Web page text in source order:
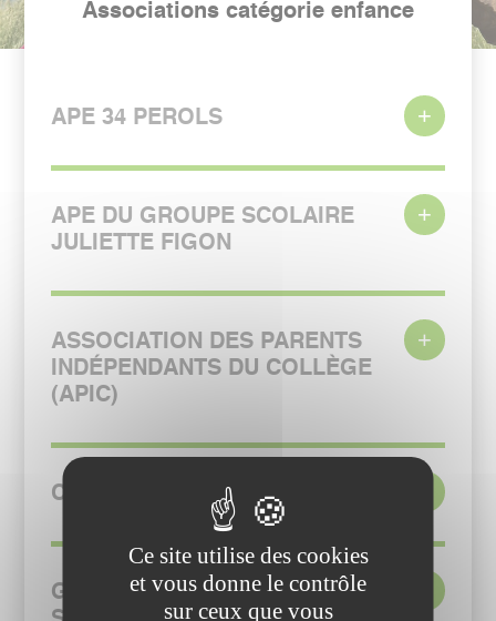
Associations catégorie enfance
APE 34 PEROLS
APE DU GROUPE SCOLAIRE
JULIETTE FIGON
ASSOCIATION DES PARENTS
INDÉPENDANTS DU COLLÈGE
(APIC)
CONSEIL LOCAL FCPE
GROUPEMENT PARENTS
Ce site utilise des cookies
et vous donne le contrôle
sur ceux que vous